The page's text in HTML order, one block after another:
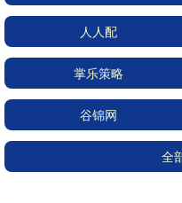
人人配
掌乐策略
谷锦网
全